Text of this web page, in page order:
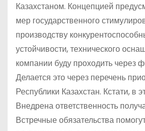
Казахстаном. Концепцией
мер государственного
производству
устойчивости, технического
компании буду проходить через
Делается это через перечень
Республики Казахстан. Кстати, в
Внедрена ответственность
Встречные обязательства